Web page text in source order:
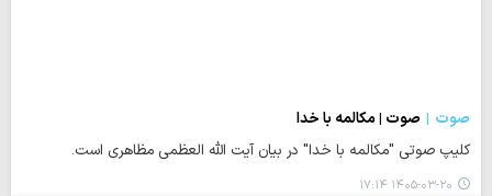
صوت
صوت | مکالمه با خدا
کلیپ صوتی "مکالمه با خدا" در بیان آیت الله العظمی مظاهری است.
۱۴۰۵-۰۳-۲۰ ۱۷:۱۴